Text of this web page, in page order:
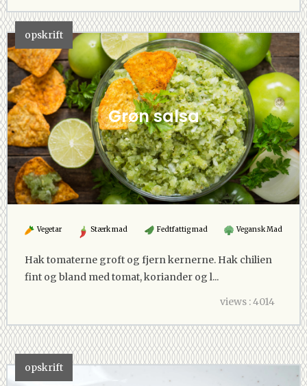
opskrift
Grøn salsa
Vegetar Stærk mad Fedtfattig mad Vegansk Mad
Hak tomaterne groft og fjern kernerne. Hak chilien
fint og bland med tomat, koriander og l...
views : 4014
opskrift